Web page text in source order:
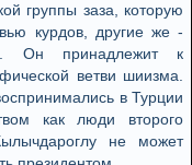
группы заза, которую
курдов, другие же -
Он принадлежит к
ветви шиизма.
в Турции
как люди второго
не может